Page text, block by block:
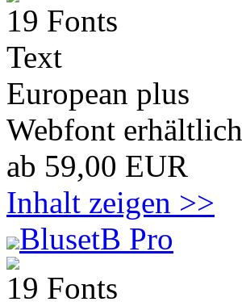
19 Fonts
Text
European plus
Webfont erhältlich
ab 59,00 EUR
Inhalt zeigen >>
BlusetB Pro
19 Fonts